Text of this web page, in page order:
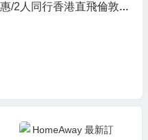
/2人同行香港直飛倫敦